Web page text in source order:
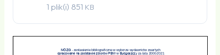
1 plik(i) 851 KB